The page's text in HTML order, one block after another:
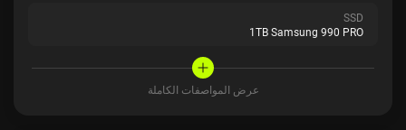
SSD
1TB Samsung 990 PRO
عرض المواصفات الكاملة